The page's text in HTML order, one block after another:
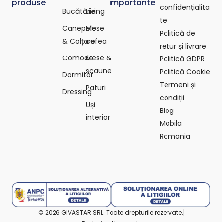
produse
Bucătărie
Canepele
& Colțare
Comode
Dormitor
Dressing
Living
Mese
cafea
Mese &
scaune
Paturi
Uși
interior
importante confidențialita
te
Politică de
retur și livrare
Politică GDPR
Politică Cookie
Termeni și
condiții
Blog
Mobila
Romania
© 2026 GIVASTAR SRL. Toate drepturile rezervate.